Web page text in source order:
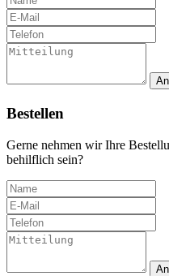
Bestellen
Gerne nehmen wir Ihre
behilflich sein?